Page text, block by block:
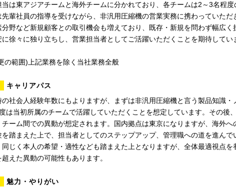
当は東アジアチームと海外チームに分かれており、各チームは2～3名程度
先輩社員の指導を受けながら、非汎用圧縮機の営業実務に携わっていただ
分野など新規顧客との取引機会も増えており、既存・新規を問わず幅広
に徐々に独り立ちし、営業担当者としてご活躍いただくことを期待してい
の範囲)上記業務を除く当社業務全般
キャリアパス
の社会人経験年数にもよりますが、まずは非汎用圧縮機と言う製品知識・
は当初所属のチームで活躍していただくことを想定しています。その後
チーム間での異動が想定されます。国内拠点は東京になりますが、海外
を踏まえた上で、担当者としてのステップアップ、管理職への道を進んで
同じく本人の希望・適性なども踏まえた上となりますが、全体最適視点
えた異動の可能性もあります。
魅力・やりがい